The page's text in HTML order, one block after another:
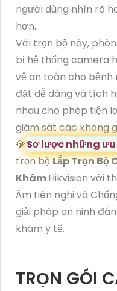
người dùng nhìn rõ
hơn.
Với trọn bộ này,
bị hệ thống camera
vệ an toàn cho bệnh
đặt dễ dàng và tích
nhau cho phép tiện
giám sát các không
💎Sơ lược những
trọn bộLắp Trọn Bộ
KhámHikvision với
Âm tiên nghi và
giải pháp an ninh
khám y tế.
TRỌN GÓI